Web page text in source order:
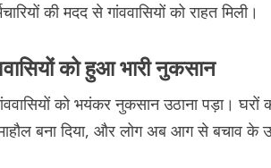
की मदद से गांववासियों को राहत मिली।
को हुआ भारी नुकसान
को भयंकर नुकसान उठाना पड़ा। घरों
बना दिया, और लोग अब आग से बचाव के